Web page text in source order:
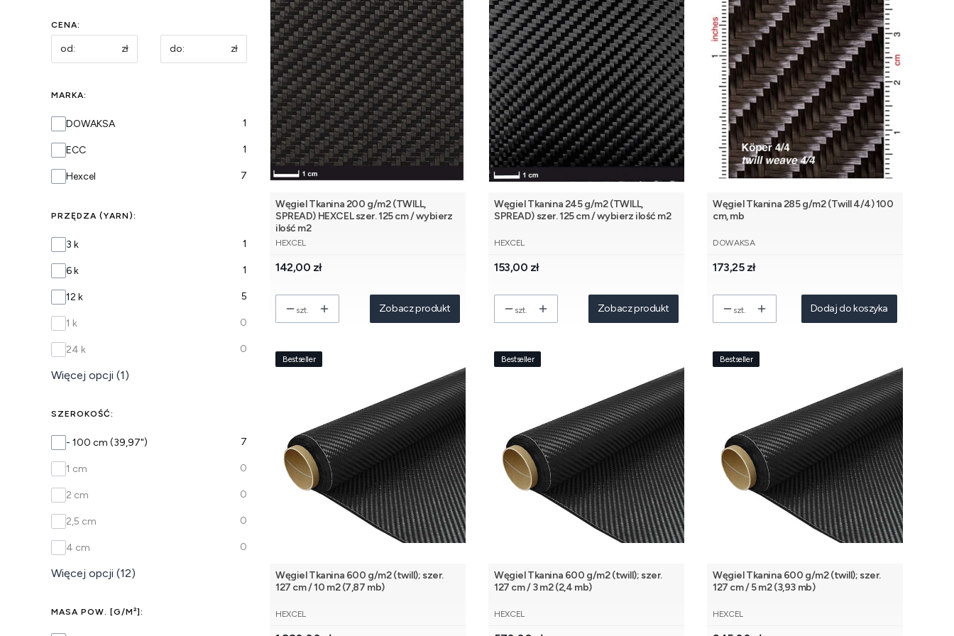
CENA:
zł zł
MARKA:
MarkaDOWAKSA 1
ECC 1
Hexcel 7
PRZĘDZA (YARN):
PRZĘDZA (YARN)
3 k 1
6 k 1
12 k 5
1 k 0
24 k 0
Więcej opcji (1)
SZEROKOŚĆ:
SZEROKOŚĆ
- 100 cm (39,97") 7
1 cm 0
2 cm 0
2,5 cm 0
4 cm 0
Więcej opcji (12)
MASA POW. [G/M²]:
Węgiel Tkanina 200 g/m2 (TWILL,
SPREAD) HEXCEL szer. 125 cm / wybierz
ilość m2
PRODUCENT
HEXCEL
Cena
142,00 zł
szt. Zobacz produkt
Węgiel Tkanina 245 g/m2 (TWILL,
SPREAD) szer. 125 cm / wybierz ilość m2
PRODUCENT
HEXCEL
Cena
153,00 zł
szt. Zobacz produkt
Węgiel Tkanina 285 g/m2 (Twill 4/4) 100
cm, mb
PRODUCENT
DOWAKSA
Cena
173,25 zł
szt. Dodaj do koszyka
Bestseller
Węgiel Tkanina 600 g/m2 (twill); szer.
127 cm / 10 m2 (7,87 mb)
PRODUCENT
HEXCEL
Bestseller
Węgiel Tkanina 600 g/m2 (twill); szer.
127 cm / 3 m2 (2,4 mb)
PRODUCENT
HEXCEL
Bestseller
Węgiel Tkanina 600 g/m2 (twill); szer.
127 cm / 5 m2 (3,93 mb)
PRODUCENT
HEXCEL